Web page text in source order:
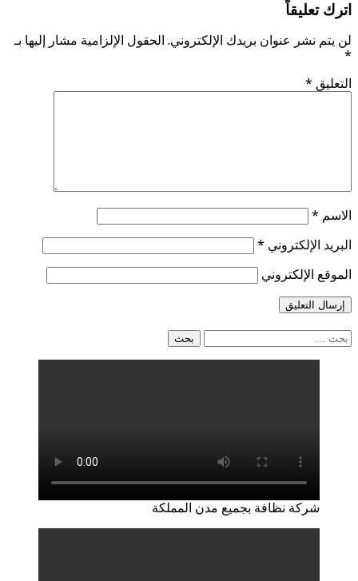
اترك تعليقاً
لن يتم نشر عنوان بريدك الإلكتروني. الحقول الإلزامية مشار إليها بـ
*
التعليق *
الاسم *
البريد الإلكتروني *
الموقع الإلكتروني
البحث
شركة نظافة بجميع مدن المملكة